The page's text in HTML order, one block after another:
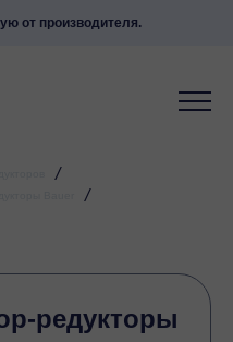
от производителя.
/
/
редукторы